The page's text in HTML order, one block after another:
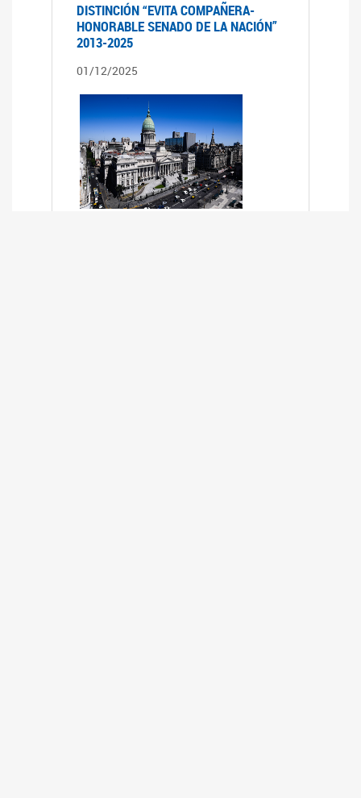
DISTINCIÓN “EVITA COMPAÑERA-
HONORABLE SENADO DE LA NACIÓN”
2013-2025
01/12/2025